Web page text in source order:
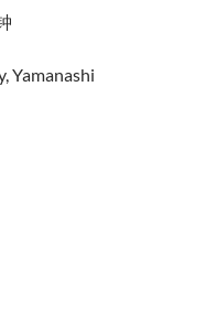
Yamanashi